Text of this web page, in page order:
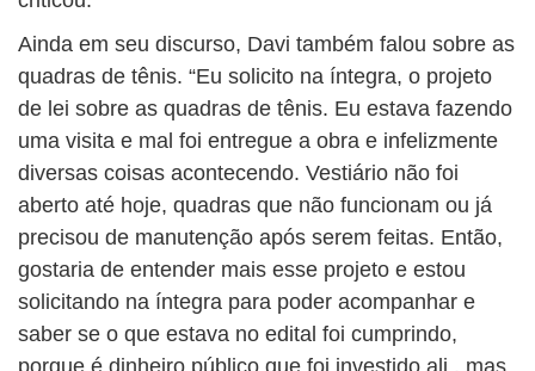
Ainda em seu discurso, Davi também falou sobre as
quadras de tênis. “Eu solicito na íntegra, o projeto
de lei sobre as quadras de tênis. Eu estava fazendo
uma visita e mal foi entregue a obra e infelizmente
diversas coisas acontecendo. Vestiário não foi
aberto até hoje, quadras que não funcionam ou já
precisou de manutenção após serem feitas. Então,
gostaria de entender mais esse projeto e estou
solicitando na íntegra para poder acompanhar e
saber se o que estava no edital foi cumprindo,
porque é dinheiro público que foi investido ali , mas